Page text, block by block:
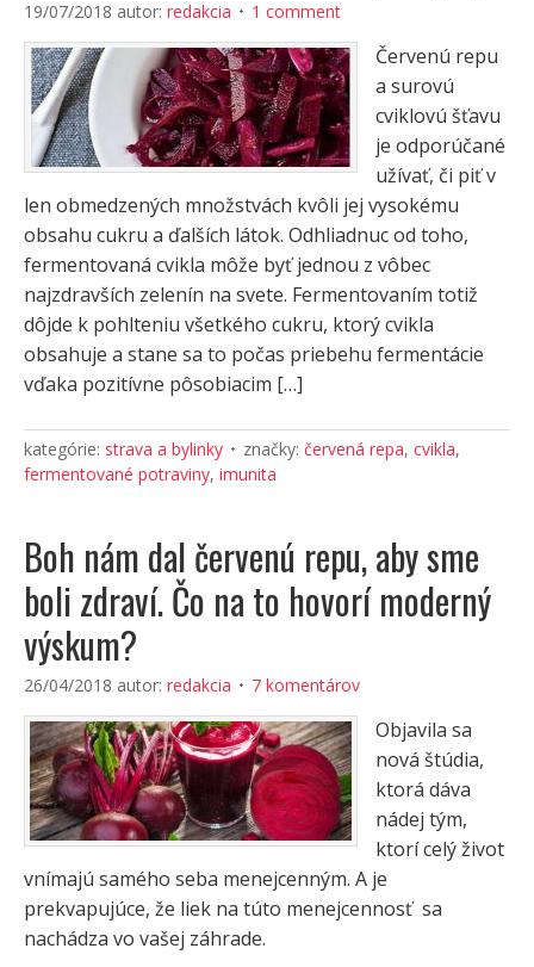
19/07/2018 autor: redakcia 1 comment
Červenú repu
a surovú
cviklovú šťavu
je odporúčané
užívať, či piť v
len obmedzených množstvách kvôli jej vysokému
obsahu cukru a ďalších látok. Odhliadnuc od toho,
fermentovaná cvikla môže byť jednou z vôbec
najzdravších zelenín na svete. Fermentovaním totiž
dôjde k pohlteniu všetkého cukru, ktorý cvikla
obsahuje a stane sa to počas priebehu fermentácie
vďaka pozitívne pôsobiacim […]
kategórie: strava a bylinky značky: červená repa, cvikla,
fermentované potraviny, imunita
Boh nám dal červenú repu, aby sme
boli zdraví. Čo na to hovorí moderný
výskum?
26/04/2018 autor: redakcia 7 komentárov
Objavila sa
nová štúdia,
ktorá dáva
nádej tým,
ktorí celý život
vnímajú samého seba menejcenným. A je
prekvapujúce, že liek na túto menejcennosť sa
nachádza vo vašej záhrade.